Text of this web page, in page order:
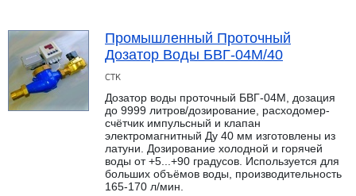
Промышленный Проточный
Дозатор Воды БВГ-04М/40
СТК
Дозатор воды проточный БВГ-04М, дозация
до 9999 литров/дозирование, расходомер-
счётчик импульсный и клапан
электромагнитный Ду 40 мм изготовлены из
латуни. Дозирование холодной и горячей
воды от +5...+90 градусов. Используется для
больших объёмов воды, производительность
165-170 л/мин.